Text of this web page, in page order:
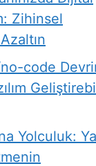
Zihinsel
code
Yolculuk: